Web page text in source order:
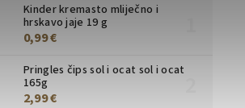
Kinder kremasto mliječno i
hrskavo jaje 19 g
0,99 €
Pringles čips sol i ocat sol i ocat
165g
2,99 €